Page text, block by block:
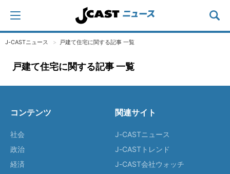
J-CASTニュース 戸建て住宅に関する記事 一覧
戸建て住宅に関する記事 一覧
コンテンツ
社会
政治
経済
関連サイト
J-CASTニュース
J-CASTトレンド
J-CAST会社ウォッチ